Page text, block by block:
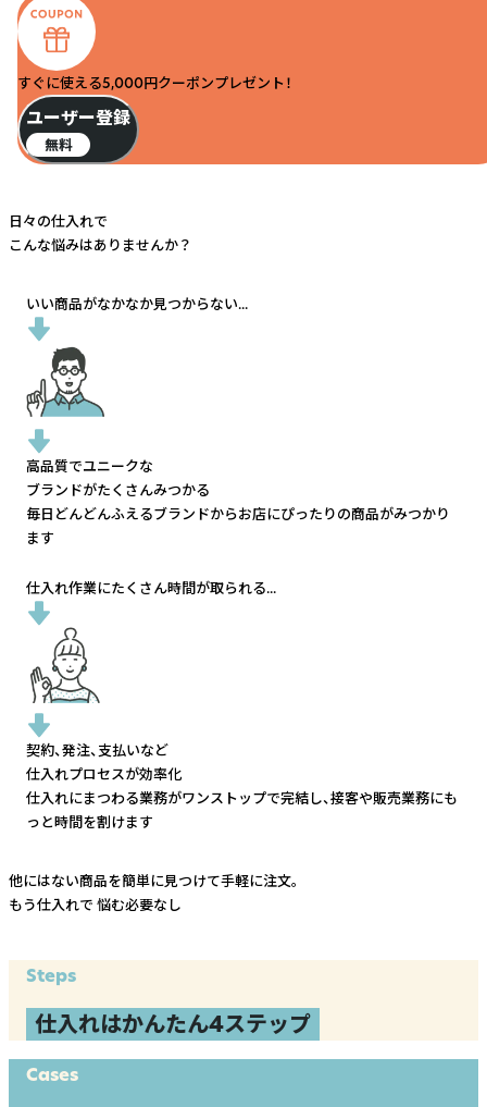
すぐに使える5,000円クーポンプレゼント！
ユーザー登録
無料
日々の仕入れで
こんな悩みはありませんか？
いい商品がなかなか見つからない...
高品質でユニークな
ブランドがたくさんみつかる
毎日どんどんふえるブランドからお店にぴったりの商品がみつかり
ます
仕入れ作業にたくさん時間が取られる...
契約、発注、支払いなど
仕入れプロセスが効率化
仕入れにまつわる業務がワンストップで完結し、接客や販売業務にも
っと時間を割けます
他にはない商品を簡単に見つけて手軽に注文。
もう仕入れで 悩む必要なし
Steps
仕入れはかんたん4ステップ
Cases